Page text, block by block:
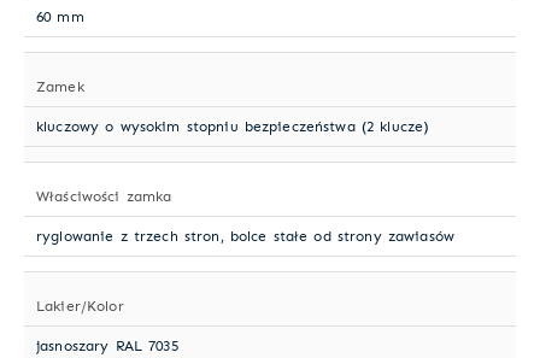
60 mm
Zamek
kluczowy o wysokim stopniu bezpieczeństwa (2 klucze)
Właściwości zamka
ryglowanie z trzech stron, bolce stałe od strony zawiasów
Lakier/Kolor
jasnoszary RAL 7035